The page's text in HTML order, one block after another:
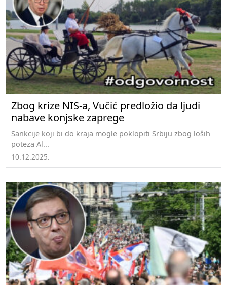
Zbog krize NIS-a, Vučić predložio da ljudi
nabave konjske zaprege
Sankcije koji bi do kraja mogle poklopiti Srbiju zbog loših
poteza Al...
10.12.2025.